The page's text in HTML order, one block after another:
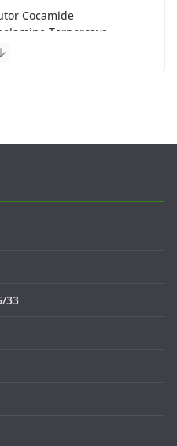
Cocamide
Terpercaya
33